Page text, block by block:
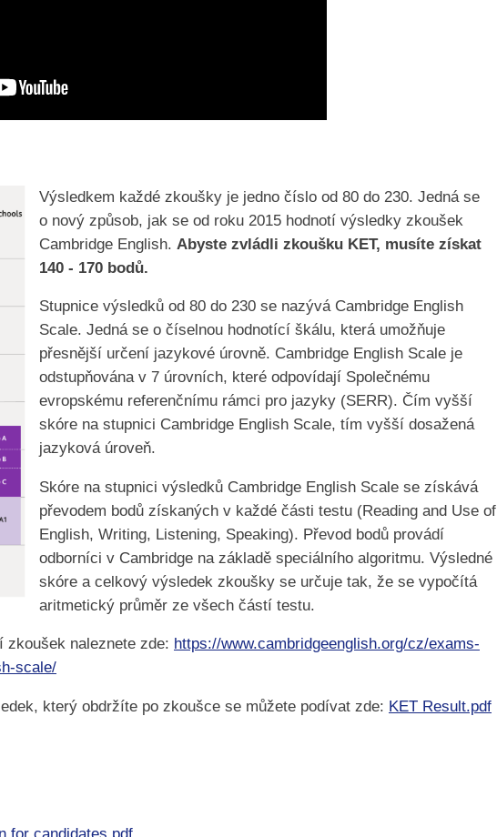
Výsledkem každé zkoušky je jedno číslo od 80 do 230. Jedná se
o nový způsob, jak se od roku 2015 hodnotí výsledky zkoušek
Cambridge English. Abyste zvládli zkoušku KET, musíte získat
140 - 170 bodů.
Stupnice výsledků od 80 do 230 se nazývá Cambridge English
Scale. Jedná se o číselnou hodnotící škálu, která umožňuje
přesnější určení jazykové úrovně. Cambridge English Scale je
odstupňována v 7 úrovních, které odpovídají Společnému
evropskému referenčnímu rámci pro jazyky (SERR). Čím vyšší
skóre na stupnici Cambridge English Scale, tím vyšší dosažená
jazyková úroveň.
Skóre na stupnici výsledků Cambridge English Scale se získává
převodem bodů získaných v každé části testu (Reading and Use of
English, Writing, Listening, Speaking). Převod bodů provádí
odborníci v Cambridge na základě speciálního algoritmu. Výsledné
skóre a celkový výsledek zkoušky se určuje tak, že se vypočítá
aritmetický průměr ze všech částí testu.
zkoušek naleznete zde: https://www.cambridgeenglish.org/cz/exams-
scale/
který obdržíte po zkoušce se můžete podívat zde: KET Result.pdf